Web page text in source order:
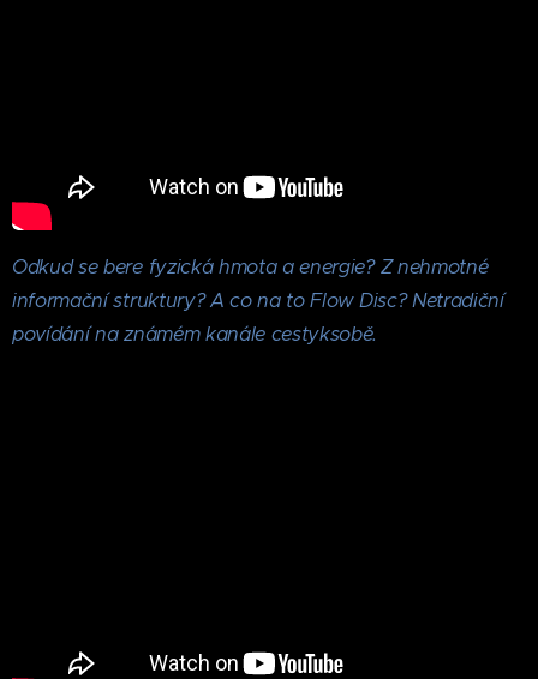
Odkud se bere fyzická hmota a energie? Z nehmotné
informační struktury? A co na to Flow Disc? Netradiční
povídání na známém kanále cestyksobě.